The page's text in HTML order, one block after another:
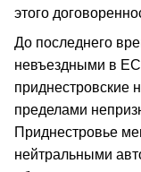
этого
До последнего
невъездными в
приднестровские
пределами
Приднестровье
нейтральными